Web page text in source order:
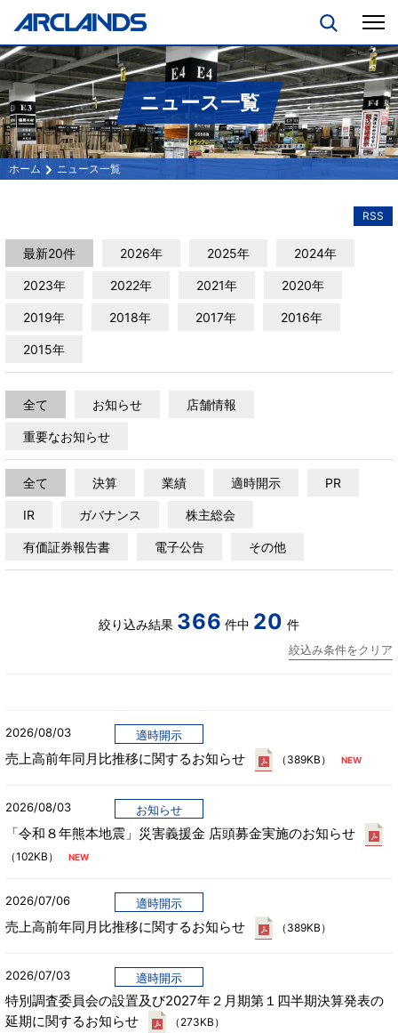
ニュース一覧
ニュース一覧
RSS
最新20件 2026年 2025年 2024年
2023年 2022年 2021年 2020年
2019年 2018年 2017年 2016年
2015年
全て お知らせ 店舗情報
重要なお知らせ
全て 決算 業績 適時開示 PR
IR ガバナンス 株主総会
有価証券報告書 電子公告 その他
絞込み条件をクリア
絞り込み結果 366 件中 20 件
2026/08/03 適時開示
売上高前年同月比推移に関するお知らせ （389KB）
2026/08/03 お知らせ
「令和８年熊本地震」災害義援金 店頭募金実施のお知らせ
（102KB）
2026/07/06 適時開示
売上高前年同月比推移に関するお知らせ （389KB）
2026/07/03 適時開示
特別調査委員会の設置及び2027年２月期第１四半期決算発表の
延期に関するお知らせ
（273KB）